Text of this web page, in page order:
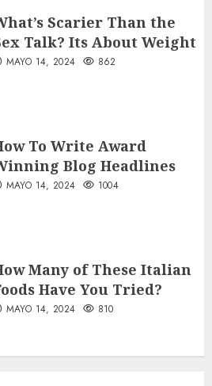
Scarier Than the
Talk? Its About Weight
MAYO 14, 2024 862
To Write Award
Blog Headlines
MAYO 14, 2024 1004
Many of These Italian
Have You Tried?
MAYO 14, 2024 810